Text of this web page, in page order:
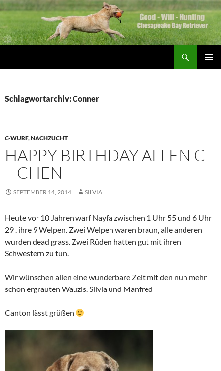
Zum
springen
Schlagwortarchiv: Conner
C-WURF,NACHZUCHT
HAPPY BIRTHDAY ALLEN C
– CHEN
SEPTEMBER 14, 2014 SILVIA
Heute vor 10 Jahren warf Nayfa zwischen 1 Uhr 55 und 6 Uhr
29 . ihre 9 Welpen. Zwei Welpen waren braun, alle anderen
wurden dead grass. Zwei Rüden hatten gut mit ihren
Schwestern zu tun.
Wir wünschen allen eine wunderbare Zeit mit den nun mehr
schon ergrauten Wauzis. Silvia und Manfred
Canton lässt grüßen